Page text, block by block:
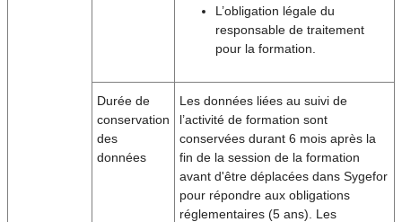
L’obligation légale du
responsable de traitement
pour la formation.
Durée de
conservation
des
données
Les données liées au suivi de
l’activité de formation sont
conservées durant 6 mois après la
fin de la session de la formation
avant d'être déplacées dans Sygefor
pour répondre aux obligations
réglementaires (5 ans). Les